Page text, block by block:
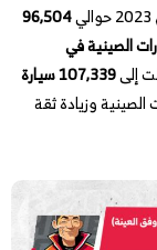
96,504
الصينية في
إلى
107,339 سيارة
وزيادة ثقة